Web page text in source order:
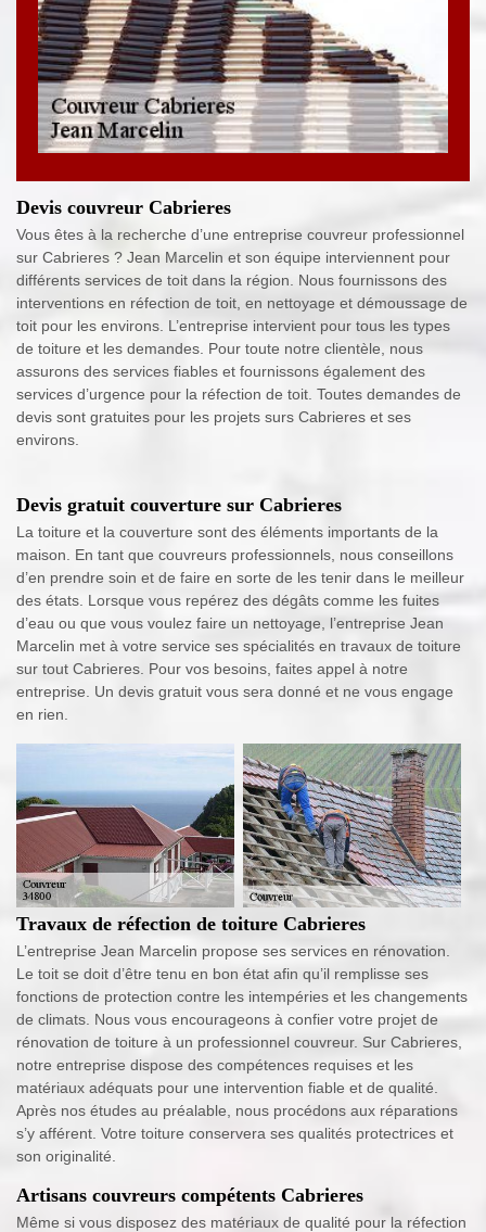
Devis couvreur Cabrieres
Vous êtes à la recherche d’une entreprise couvreur professionnel
sur Cabrieres ? Jean Marcelin et son équipe interviennent pour
différents services de toit dans la région. Nous fournissons des
interventions en réfection de toit, en nettoyage et démoussage de
toit pour les environs. L’entreprise intervient pour tous les types
de toiture et les demandes. Pour toute notre clientèle, nous
assurons des services fiables et fournissons également des
services d’urgence pour la réfection de toit. Toutes demandes de
devis sont gratuites pour les projets surs Cabrieres et ses
environs.
Devis gratuit couverture sur Cabrieres
La toiture et la couverture sont des éléments importants de la
maison. En tant que couvreurs professionnels, nous conseillons
d’en prendre soin et de faire en sorte de les tenir dans le meilleur
des états. Lorsque vous repérez des dégâts comme les fuites
d’eau ou que vous voulez faire un nettoyage, l’entreprise Jean
Marcelin met à votre service ses spécialités en travaux de toiture
sur tout Cabrieres. Pour vos besoins, faites appel à notre
entreprise. Un devis gratuit vous sera donné et ne vous engage
en rien.
Travaux de réfection de toiture Cabrieres
L’entreprise Jean Marcelin propose ses services en rénovation.
Le toit se doit d’être tenu en bon état afin qu’il remplisse ses
fonctions de protection contre les intempéries et les changements
de climats. Nous vous encourageons à confier votre projet de
rénovation de toiture à un professionnel couvreur. Sur Cabrieres,
notre entreprise dispose des compétences requises et les
matériaux adéquats pour une intervention fiable et de qualité.
Après nos études au préalable, nous procédons aux réparations
s’y afférent. Votre toiture conservera ses qualités protectrices et
son originalité.
Artisans couvreurs compétents Cabrieres
Même si vous disposez des matériaux de qualité pour la réfection